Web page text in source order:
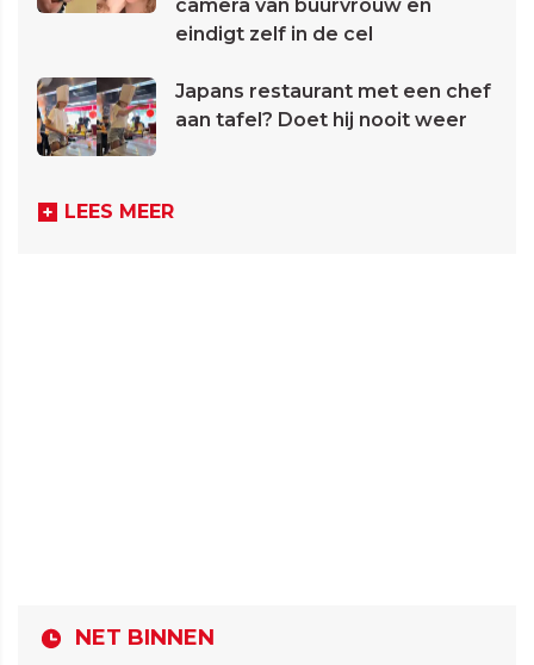
camera van buurvrouw en
eindigt zelf in de cel
Japans restaurant met een chef
aan tafel? Doet hij nooit weer
LEES MEER
NET BINNEN